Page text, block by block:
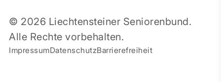
© 2026 Liechtensteiner Seniorenbund.
Alle Rechte vorbehalten.
ImpressumDatenschutzBarrierefreiheit